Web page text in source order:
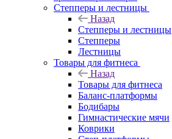
Степперы и лестницы
Назад
Степперы и лестницы
Степперы
Лестницы
Товары для фитнеса
Назад
Товары для фитнеса
Баланс-платформы
Бодибары
Гимнастические мячи
Коврики